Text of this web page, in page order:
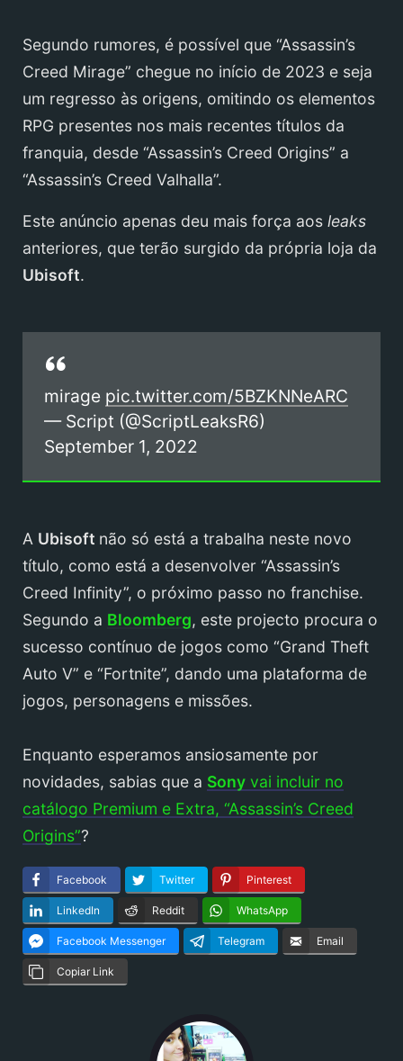
Segundo rumores, é possível que “Assassin’s
Creed Mirage” chegue no início de 2023 e seja
um regresso às origens, omitindo os elementos
RPG presentes nos mais recentes títulos da
franquia, desde “Assassin’s Creed Origins” a
“Assassin’s Creed Valhalla”.
Este anúncio apenas deu mais força aos leaks
anteriores, que terão surgido da própria loja da
Ubisoft.
mirage pic.twitter.com/5BZKNNeARC
— Script (@ScriptLeaksR6)
September 1, 2022
A Ubisoft não só está a trabalha neste novo
título, como está a desenvolver “Assassin’s
Creed Infinity”, o próximo passo no franchise.
Segundo a Bloomberg, este projecto procura o
sucesso contínuo de jogos como “Grand Theft
Auto V” e “Fortnite”, dando uma plataforma de
jogos, personagens e missões.
Enquanto esperamos ansiosamente por
novidades, sabias que a Sony vai incluir no
catálogo Premium e Extra, “Assassin’s Creed
Origins”?
Facebook Twitter Pinterest
LinkedIn Reddit WhatsApp
Facebook Messenger Telegram Email
Copiar Link